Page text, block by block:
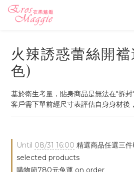
火辣誘惑蕾絲開
色)
基於衛生考量，貼身商品是無法在"拆封
客戶需下單前經尺寸表評估自身身材後
Until 08/31 16:00 精選商品任選三
selected products
購物節780元免運 on order